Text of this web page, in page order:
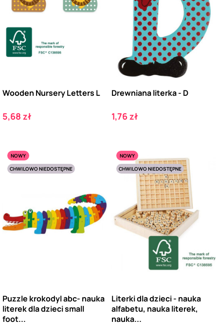
Wooden Nursery Letters L
Cena
5,68 zł
Drewniana literka - D
Cena
1,76 zł
NOWY
CHWILOWO NIEDOSTĘPNE
Puzzle krokodyl abc- nauka
literek dla dzieci small
foot...
NOWY
CHWILOWO NIEDOSTĘPNE
Literki dla dzieci - nauka
alfabetu, nauka literek,
nauka...